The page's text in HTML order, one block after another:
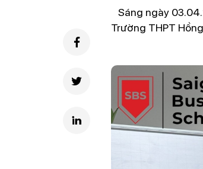
Sáng ngày
Trường THPT